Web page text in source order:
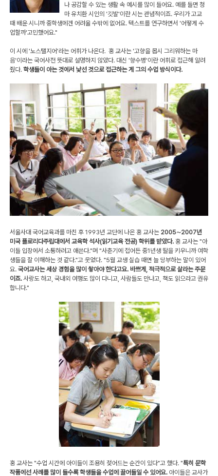
나 공감할 수 있는 생활 속 예시를 많이 들어요. 예를 들면 청
마 유치환 시인의 '깃발'이란 시는 관념적이죠. 우리가 고교
때 배운 시니까 중학생에겐 어려울 수밖에 없어요. 텍스트를 연구하면서 '어떻게 수
업할까'고민했어요."
이 시에 '노스탤지어'라는 어휘가 나온다. 홍 교사는 '고향을 몹시 그리워하는 마
음'이라는 국어사전 뜻대로 설명하지 않았다. 대신 '향수병'이란 어휘로 접근해 알려
줬다. 학생들이 아는 것에서 낯선 것으로 접근하는 게 그의 수업 방식이다.
서울사대 국어교육과를 마친 후 1993년 교단에 나온 홍 교사는 2005∼2007년
미국 플로리다주립대에서 교육학 석사(읽기교육 전공) 학위를 받았다. 홍 교사는 "아
이들 입장에서 소통하려고 애쓴다."며 "사춘기에 접어든 중1년생 딸을 키우니까 여학
생들을 잘 이해하는 것 같다."고 웃었다. "5월 교생 실습 때면 늘 당부하는 말이 있어
요. 국어교사는 세상 경험을 많이 쌓아야 한다고요. 바쁘게, 적극적으로 살라는 주문
이죠. 사랑도 하고, 국내외 여행도 많이 다니고, 사람들도 만나고, 책도 읽으라고 권유
합니다."
홍 교사는 "수업 시간에 아이들이 조용히 젖어드는 순간이 있다"고 했다. "특히 문학
작품에선 사례를 많이 들수록 학생들을 수업에 끌어들일 수 있어요. 아이들은 교사가